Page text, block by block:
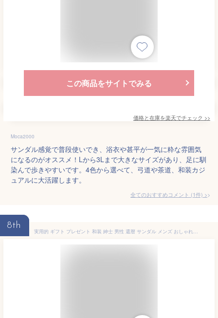
この商品をサイトでみる
価格と在庫を楽天でチェック >>
Moca2000
サンダル感覚で普段使いでき、浴衣や甚平が一気に粋な雰囲気
になるのがオススメ！Lから3Lまで大きなサイズがあり、足に馴
染んで歩きやすいです。4色から選べて、弓道や茶道、和装カジ
ュアルに大活躍します。
全てのおすすめコメント (1件) >
8th
実用的 ギフト プレゼント 和装 紳士 男性 還暦 サンダル メンズ おしゃれ トング 履物 和装小物 【大和工房】メンズ 雪駄 阿波しじら織 クッション入り | H732